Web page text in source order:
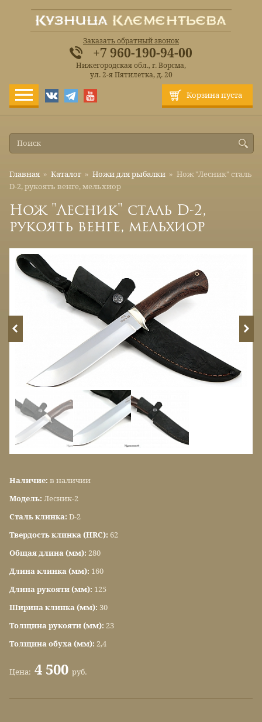
Корзина пуста
Заказать обратный звонок
+7 960-190-94-00
Нижегородская обл., г. Ворсма,
ул. 2-я Пятилетка, д. 20
Главная » Каталог » Ножи для рыбалки » Нож "Лесник" сталь
D-2, рукоять венге, мельхиор
Нож "Лесник" сталь D-2,
рукоять венге, мельхиор
Наличие: в наличии
Модель: Лесник-2
Сталь клинка: D-2
Твердость клинка (HRC): 62
Общая длина (мм): 280
Длина клинка (мм): 160
Длина рукояти (мм): 125
Ширина клинка (мм): 30
Толщина рукояти (мм): 23
Толщина обуха (мм): 2,4
Цена: 4 500 руб.